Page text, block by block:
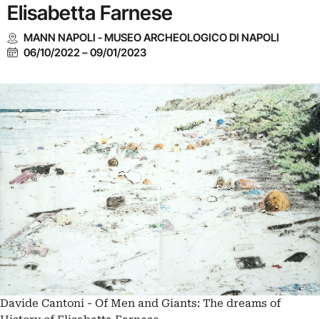
Elisabetta Farnese
MANN NAPOLI - MUSEO ARCHEOLOGICO DI NAPOLI
06/10/2022–09/01/2023
Davide Cantoni - Of Men and Giants: The dreams of